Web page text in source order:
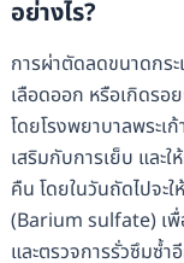
อย่างไร?
การผ่าตัดลดขนาดกระ
เลือดออก หรือเกิดร
โดยโรงพยาบาลพระเ
เสริมกับการเย็บ และ
คืน โดยในวันถัดไปจะ
(Barium sulfate) เพื่
และตรวจการรั่วซึมซ้